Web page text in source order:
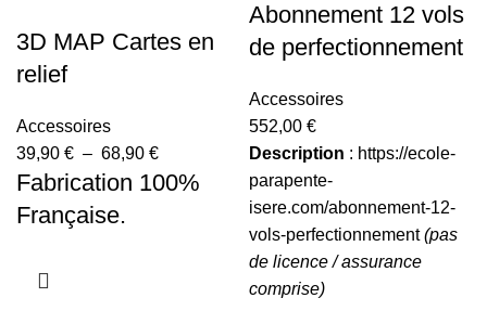
3D MAP Cartes en
relief
Accessoires
39,90 € – 68,90 €
Fabrication 100%
Française.
Abonnement 12 vols
de perfectionnement
Accessoires
552,00 €
Description : https://ecole-
parapente-
isere.com/abonnement-12-
vols-perfectionnement (pas
de licence / assurance
comprise)